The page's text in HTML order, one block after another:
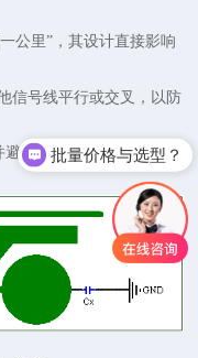
公里”，其设计直接影响
信号线平行或交叉，以防
避免跨越高频、强干扰信
批量价格与选型？